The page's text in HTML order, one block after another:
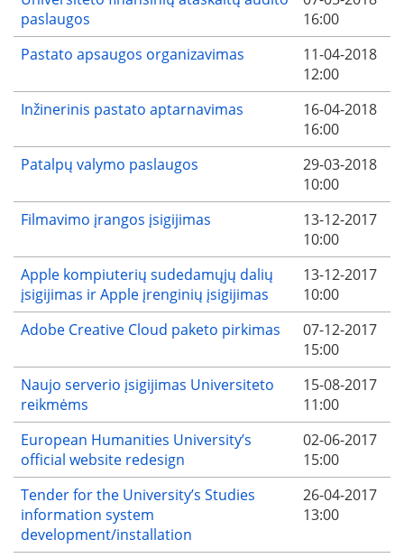
paslaugos
16:00
Pastato apsaugos organizavimas
11-04-2018
12:00
Inžinerinis pastato aptarnavimas
16-04-2018
16:00
Patalpų valymo paslaugos
29-03-2018
10:00
Filmavimo įrangos įsigijimas
13-12-2017
10:00
Apple kompiuterių sudedamųjų dalių
įsigijimas ir Apple įrenginių įsigijimas
13-12-2017
10:00
Adobe Creative Cloud paketo pirkimas
07-12-2017
15:00
Naujo serverio įsigijimas Universiteto
reikmėms
15-08-2017
11:00
European Humanities University’s
official website redesign
02-06-2017
15:00
Tender for the University’s Studies
information system
development/installation
26-04-2017
13:00